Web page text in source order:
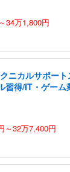
34万1,800円
ニカルサポー
習得/IT・ゲーム
～32万7,400円